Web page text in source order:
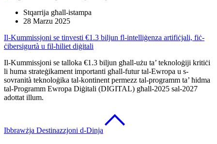
Stqarrija għall-istampa
28 Marzu 2025
Il-Kummissjoni se tinvesti €1.3 biljun fl-intelliġenza artifiċjali, fiċ-
ċibersigurtà u fil-ħiliet diġitali
Il-Kummissjoni se talloka €1.3 biljun għall-użu ta’ teknoloġiji kritiċi
li huma strateġikament importanti għall-futur tal-Ewropa u s-
sovranità teknoloġika tal-kontinent permezz tal-programm ta’ ħidma
tal-Programm Ewropa Diġitali (DIGITAL) għall-2025 sal-2027
adottat illum.
Ibbrawżja Destinazzjoni d-Dinja